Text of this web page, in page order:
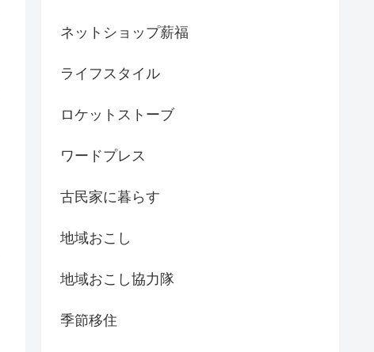
ネットショップ薪福
ライフスタイル
ロケットストーブ
ワードプレス
古民家に暮らす
地域おこし
地域おこし協力隊
季節移住